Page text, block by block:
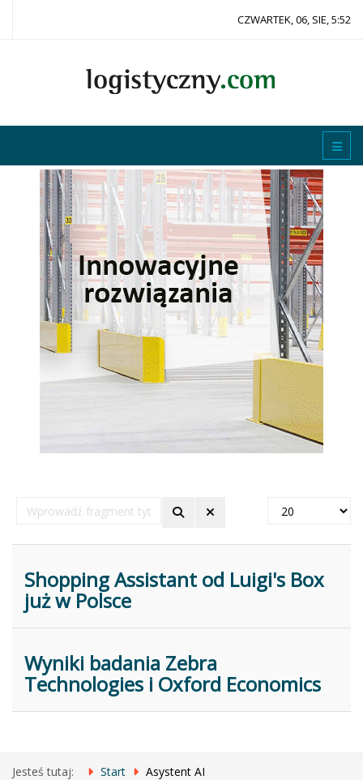
CZWARTEK, 06, SIE, 5:52
Wprowadź
fragment
Pokaż
Shopping Assistant od Luigi's Box
już w Polsce
Wyniki badania Zebra
Technologies i Oxford Economics
Jesteś tutaj: Start Asystent AI